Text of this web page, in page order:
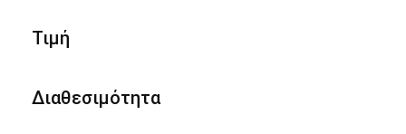
Τιμή
Διαθεσιμότητα